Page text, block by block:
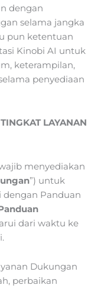
dengan
selama jangka
pun ketentuan
Kinobi AI untuk
keterampilan,
penyediaan
LAYANAN
menyediakan
”) untuk
dengan Panduan
dari waktu ke
Dukungan
perbaikan